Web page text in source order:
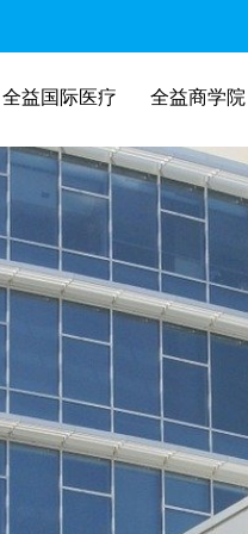
全益国际医疗 全益商学院